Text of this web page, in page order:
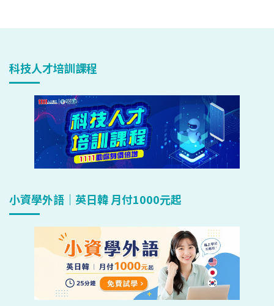
科技人才培訓課程
小資學外語｜英日韓 月付1000元起